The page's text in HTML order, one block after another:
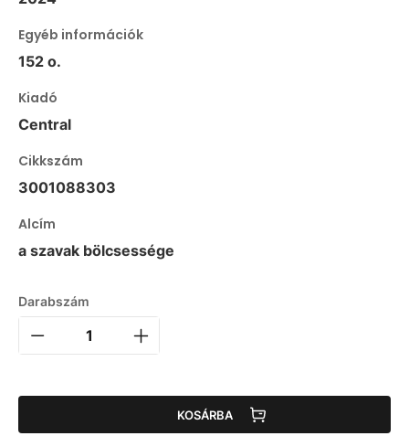
Egyéb információk
152 o.
Kiadó
Central
Cikkszám
3001088303
Alcím
a szavak bölcsessége
Darabszám
KOSÁRBA